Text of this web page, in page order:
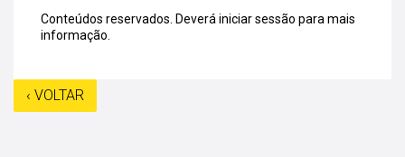
Conteúdos reservados. Deverá iniciar sessão para mais
informação.
‹ VOLTAR